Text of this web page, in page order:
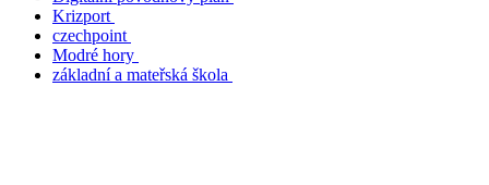
Krizport
czechpoint
Modré hory
základní a mateřská škola